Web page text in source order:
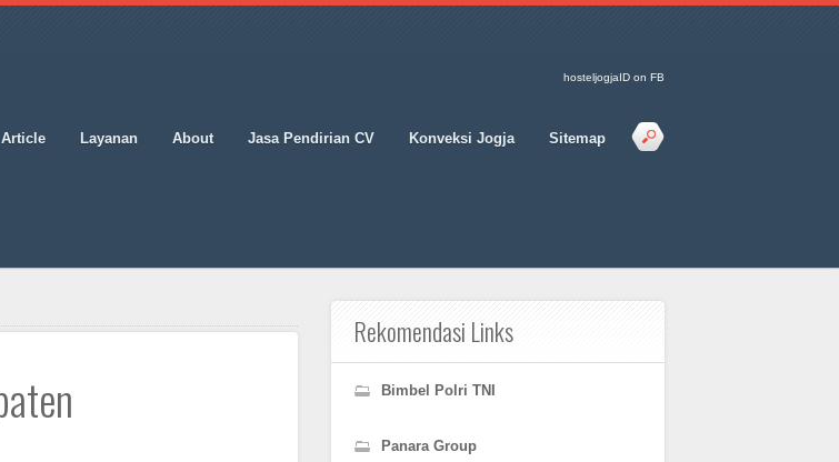
hosteljogjaID on FB
Article Layanan About Jasa Pendirian CV Konveksi Jogja Sitemap
Rekomendasi Links
Bimbel Polri TNI
Panara Group